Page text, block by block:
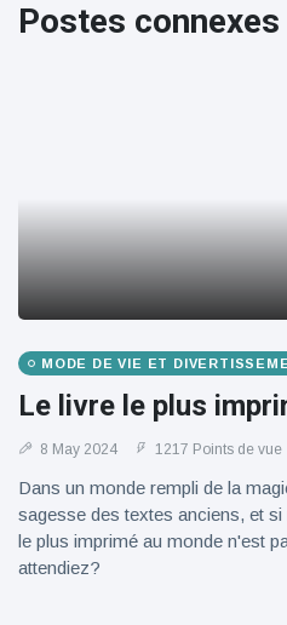
18 March
36
le dernier
One-Off de
Maranello
Emeya, sa
première
Hyper-GT
Postes connexes
MODE DE VIE ET
Le livre le plus
8 May 2024 1217 Points de vue
Dans un monde rempli de la
sagesse des textes anciens, et
le plus imprimé au monde n'est
attendiez?